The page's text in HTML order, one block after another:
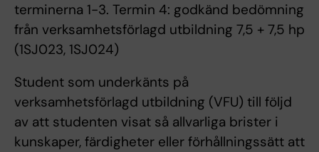
terminerna 1-3. Termin 4: godkänd bedömning
från verksamhetsförlagd utbildning 7,5 + 7,5 hp
(1SJ023, 1SJ024)
Student som underkänts på
verksamhetsförlagd utbildning (VFU) till följd
av att studenten visat så allvarliga brister i
kunskaper, färdigheter eller förhållningssätt att